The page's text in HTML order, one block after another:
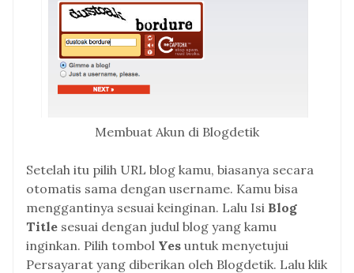
Membuat Akun di Blogdetik
Setelah itu pilih URL blog kamu, biasanya secara
otomatis sama dengan username. Kamu bisa
menggantinya sesuai keinginan. Lalu Isi Blog
Title sesuai dengan judul blog yang kamu
inginkan. Pilih tombol Yes untuk menyetujui
Persayarat yang diberikan oleh Blogdetik. Lalu klik